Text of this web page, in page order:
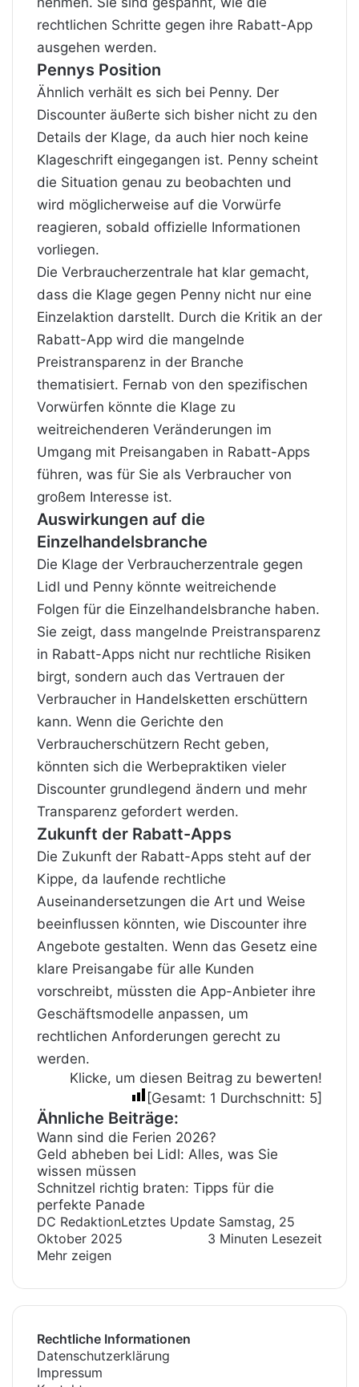
rechtlichen Schritte gegen ihre Rabatt-App
ausgehen werden.
Pennys Position
Ähnlich verhält es sich bei Penny. Der
Discounter äußerte sich bisher nicht zu den
Details der Klage, da auch hier noch keine
Klageschrift eingegangen ist. Penny scheint
die Situation genau zu beobachten und
wird möglicherweise auf die Vorwürfe
reagieren, sobald offizielle Informationen
vorliegen.
Die Verbraucherzentrale hat klar gemacht,
dass die Klage gegen Penny nicht nur eine
Einzelaktion darstellt. Durch die Kritik an der
Rabatt-App wird die mangelnde
Preistransparenz in der Branche
thematisiert. Fernab von den spezifischen
Vorwürfen könnte die Klage zu
weitreichenderen Veränderungen im
Umgang mit Preisangaben in Rabatt-Apps
führen, was für Sie als Verbraucher von
großem Interesse ist.
Auswirkungen auf die
Einzelhandelsbranche
Die Klage der Verbraucherzentrale gegen
Lidl und Penny könnte weitreichende
Folgen für die Einzelhandelsbranche haben.
Sie zeigt, dass mangelnde Preistransparenz
in Rabatt-Apps nicht nur rechtliche Risiken
birgt, sondern auch das Vertrauen der
Verbraucher in Handelsketten erschüttern
kann. Wenn die Gerichte den
Verbraucherschützern Recht geben,
könnten sich die Werbepraktiken vieler
Discounter grundlegend ändern und mehr
Transparenz gefordert werden.
Zukunft der Rabatt-Apps
Die Zukunft der Rabatt-Apps steht auf der
Kippe, da laufende rechtliche
Auseinandersetzungen die Art und Weise
beeinflussen könnten, wie Discounter ihre
Angebote gestalten. Wenn das Gesetz eine
klare Preisangabe für alle Kunden
vorschreibt, müssten die App-Anbieter ihre
Geschäftsmodelle anpassen, um
rechtlichen Anforderungen gerecht zu
werden.
Klicke, um diesen Beitrag zu bewerten!
[Gesamt: 1 Durchschnitt: 5]
Ähnliche Beiträge:
Wann sind die Ferien 2026?
Geld abheben bei Lidl: Alles, was Sie
wissen müssen
Schnitzel richtig braten: Tipps für die
perfekte Panade
DC RedaktionLetztes Update Samstag, 25
Oktober 2025
3 Minuten Lesezeit
Mehr zeigen
Rechtliche Informationen
Datenschutzerklärung
Impressum